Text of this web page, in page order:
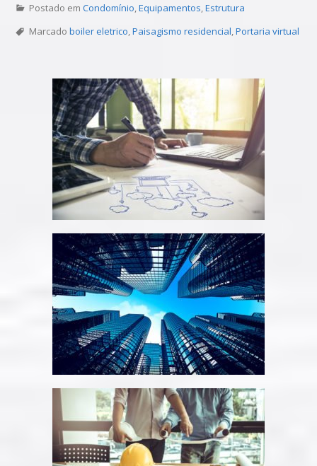
Postado em Condomínio,Equipamentos,Estrutura
Marcado boiler eletrico,Paisagismo residencial,Portaria virtual